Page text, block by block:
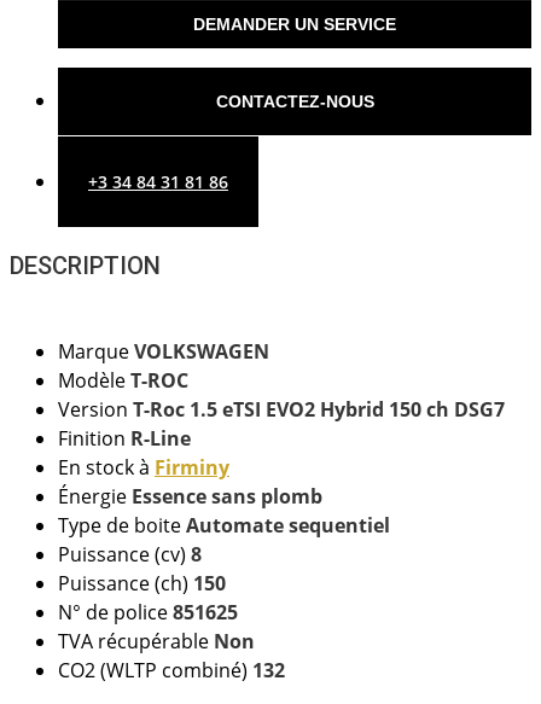
DEMANDER UN SERVICE
CONTACTEZ-NOUS
+3 34 84 31 81 86
DESCRIPTION
MarqueVOLKSWAGEN
ModèleT-ROC
Version T-Roc 1.5 eTSI EVO2 Hybrid 150 ch DSG7
Finition R-Line
En stock à Firminy
Énergie Essence sans plomb
Type de boiteAutomate sequentiel
Puissance (cv) 8
Puissance (ch) 150
N° de police851625
TVA récupérable Non
CO2 (WLTP combiné) 132